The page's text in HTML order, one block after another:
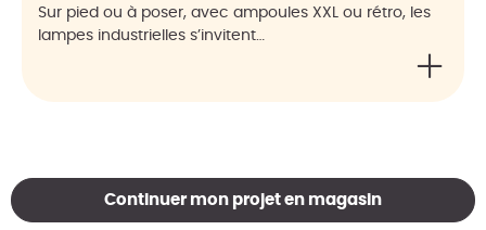
Sur pied ou à poser, avec ampoules XXL ou rétro, les
lampes industrielles s’invitent…
Continuer mon projet en magasin